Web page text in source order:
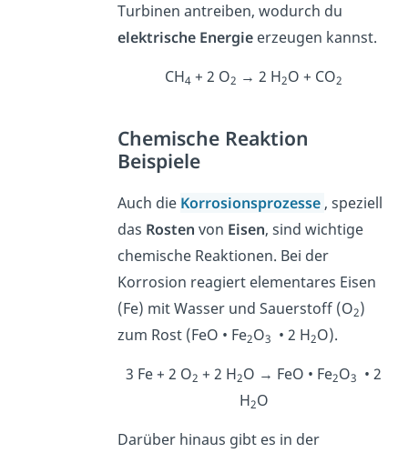
Turbinen antreiben, wodurch du
elektrische Energie erzeugen kannst.
CH4 + 2 O2 → 2 H2O + CO2
Chemische Reaktion
Beispiele
Auch die Korrosionsprozesse , speziell
das Rosten von Eisen, sind wichtige
chemische Reaktionen. Bei der
Korrosion reagiert elementares Eisen
(Fe) mit Wasser und Sauerstoff (O2)
zum Rost (FeO • Fe2O3 • 2 H2O).
3 Fe + 2 O2 + 2 H2O → FeO • Fe2O3 • 2
H2O
Darüber hinaus gibt es in der